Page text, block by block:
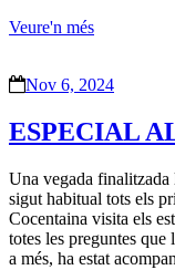
Veure'n més
Nov 6, 2024
ESPECIAL
Una vegada finalitzada
sigut habitual tots els
Cocentaina visita els
totes les preguntes
a més, ha estat